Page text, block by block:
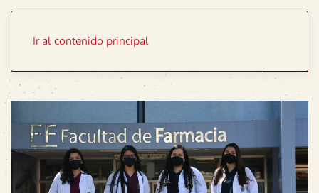
Ir al contenido principal